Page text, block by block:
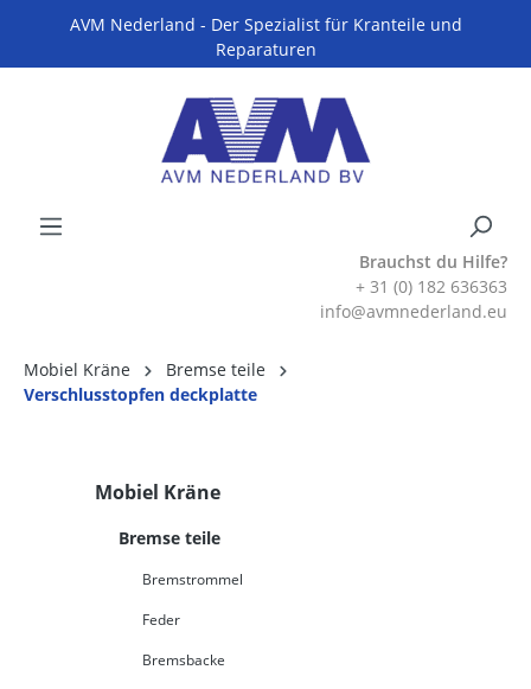
AVM Nederland - Der Spezialist für Kranteile und
Reparaturen
Brauchst du Hilfe?
+ 31 (0) 182 636363
info@avmnederland.eu
Mobiel Kräne
Bremse teile
Verschlusstopfen deckplatte
Mobiel Kräne
Bremse teile
Bremstrommel
Feder
Bremsbacke